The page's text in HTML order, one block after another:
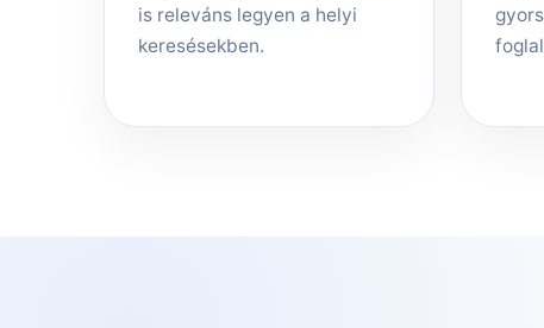
is releváns legyen a helyi
keresésekben.